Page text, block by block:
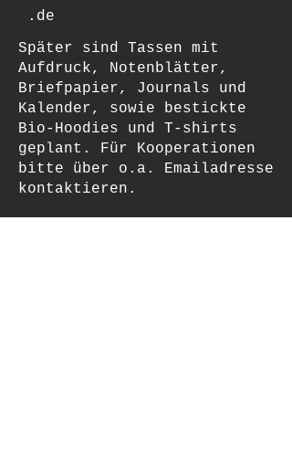
.de
Später sind Tassen mit
Aufdruck, Notenblätter,
Briefpapier, Journals und
Kalender, sowie bestickte
Bio-Hoodies und T-shirts
geplant. Für Kooperationen
bitte über o.a. Emailadresse
kontaktieren.